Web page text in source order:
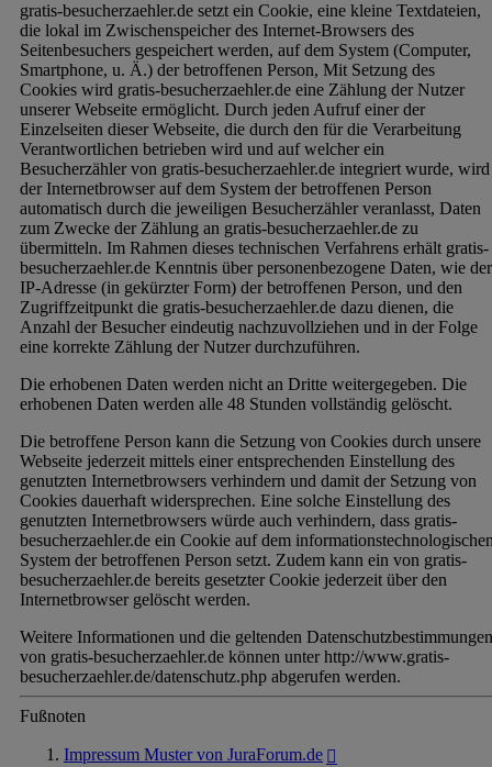
gratis-besucherzaehler.de setzt ein Cookie, eine kleine Textdateien,
die lokal im Zwischenspeicher des Internet-Browsers des
Seitenbesuchers gespeichert werden, auf dem System (Computer,
Smartphone, u. Ä.) der betroffenen Person, Mit Setzung des
Cookies wird gratis-besucherzaehler.de eine Zählung der Nutzer
unserer Webseite ermöglicht. Durch jeden Aufruf einer der
Einzelseiten dieser Webseite, die durch den für die Verarbeitung
Verantwortlichen betrieben wird und auf welcher ein
Besucherzähler von gratis-besucherzaehler.de integriert wurde, wird
der Internetbrowser auf dem System der betroffenen Person
automatisch durch die jeweiligen Besucherzähler veranlasst, Daten
zum Zwecke der Zählung an gratis-besucherzaehler.de zu
übermitteln. Im Rahmen dieses technischen Verfahrens erhält gratis-
besucherzaehler.de Kenntnis über personenbezogene Daten, wie der
IP-Adresse (in gekürzter Form) der betroffenen Person, und den
Zugriffzeitpunkt die gratis-besucherzaehler.de dazu dienen, die
Anzahl der Besucher eindeutig nachzuvollziehen und in der Folge
eine korrekte Zählung der Nutzer durchzuführen.
Die erhobenen Daten werden nicht an Dritte weitergegeben. Die
erhobenen Daten werden alle 48 Stunden vollständig gelöscht.
Die betroffene Person kann die Setzung von Cookies durch unsere
Webseite jederzeit mittels einer entsprechenden Einstellung des
genutzten Internetbrowsers verhindern und damit der Setzung von
Cookies dauerhaft widersprechen. Eine solche Einstellung des
genutzten Internetbrowsers würde auch verhindern, dass gratis-
besucherzaehler.de ein Cookie auf dem
System der betroffenen Person setzt. Zudem kann ein von gratis-
besucherzaehler.de bereits gesetzter Cookie jederzeit über den
Internetbrowser gelöscht werden.
Weitere Informationen und die geltenden Datenschutzbestimmungen
von gratis-besucherzaehler.de können unter http://www.gratis-
besucherzaehler.de/datenschutz.php abgerufen werden.
Fußnoten
Impressum Muster von JuraForum.de